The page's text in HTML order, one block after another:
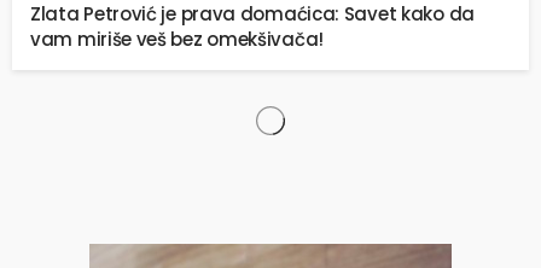
Zlata Petrović je prava domaćica: Savet kako da
vam miriše veš bez omekšivača!